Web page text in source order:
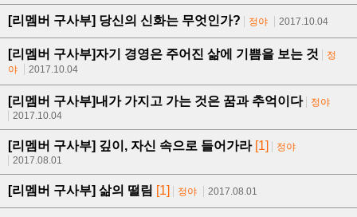
[리멤버 구사부] 당신의 신화는 무엇인가? 정야 2017.10.04
[리멤버 구사부]자기 경영은 주어진 삶에 기쁨을 보는 것
정
야
2017.10.04
[리멤버 구사부]내가 가지고 가는 것은 꿈과 추억이다
정야
2017.10.04
[리멤버 구사부] 깊이, 자신 속으로 들어가라 [1]
정야
2017.08.01
[리멤버 구사부] 삶의 떨림 [1] 정야 2017.08.01